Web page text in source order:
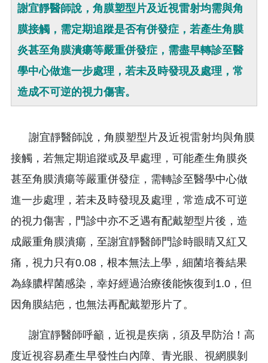
謝宜靜醫師說，角膜塑型片及近視雷射均需與角
膜接觸，需定期追蹤是否有併發症，若產生角膜
炎甚至角膜潰瘍等嚴重併發症，需盡早轉診至醫
學中心做進一步處理，若未及時發現及處理，常
造成不可逆的視力傷害。
謝宜靜醫師說，角膜塑型片及近視雷射均與角膜
接觸，若無定期追蹤或及早處理，可能產生角膜炎
甚至角膜潰瘍等嚴重併發症，需轉診至醫學中心做
進一步處理，若未及時發現及處理，常造成不可逆
的視力傷害，門診中亦不乏遇有配戴塑型片後，造
成嚴重角膜潰瘍，至謝宜靜醫師門診時眼睛又紅又
痛，視力只有0.08，根本無法上學，細菌培養結果
為綠膿桿菌感染，幸好經過治療後能恢復到1.0，但
因角膜結疤，也無法再配戴塑形片了。
謝宜靜醫師呼籲，近視是疾病，須及早防治！高
度近視容易產生早發性白內障、青光眼、視網膜剝